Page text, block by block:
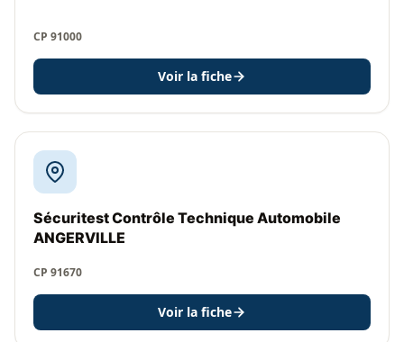
CP 91000
Voir la fiche
Sécuritest Contrôle Technique Automobile
ANGERVILLE
CP 91670
Voir la fiche